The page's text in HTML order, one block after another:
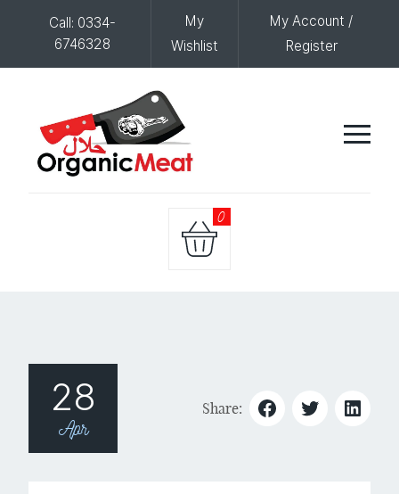
Call: 0334-
6746328
My
Wishlist
My Account /
Register
0
28
Apr
Share: